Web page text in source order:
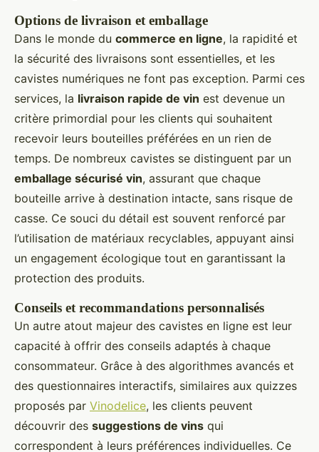
Options de livraison et emballage
Dans le monde du commerce en ligne, la rapidité et
la sécurité des livraisons sont essentielles, et les
cavistes numériques ne font pas exception. Parmi ces
services, la livraison rapide de vin est devenue un
critère primordial pour les clients qui souhaitent
recevoir leurs bouteilles préférées en un rien de
temps. De nombreux cavistes se distinguent par un
emballage sécurisé vin, assurant que chaque
bouteille arrive à destination intacte, sans risque de
casse. Ce souci du détail est souvent renforcé par
l’utilisation de matériaux recyclables, appuyant ainsi
un engagement écologique tout en garantissant la
protection des produits.
Conseils et recommandations personnalisés
Un autre atout majeur des cavistes en ligne est leur
capacité à offrir des conseils adaptés à chaque
consommateur. Grâce à des algorithmes avancés et
des questionnaires interactifs, similaires aux quizzes
proposés par Vinodelice, les clients peuvent
découvrir des suggestions de vins qui
correspondent à leurs préférences individuelles. Ce